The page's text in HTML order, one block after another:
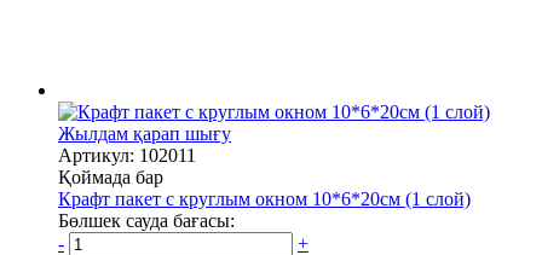
Жылдам қарап шығу
Артикул: 102011
Қоймада бар
Крафт пакет с круглым окном 10*6*20см (1 слой)
Бөлшек сауда бағасы:
-
+